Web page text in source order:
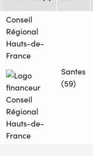
Conseil
Régional
Hauts-de-
France
Santes
(59)